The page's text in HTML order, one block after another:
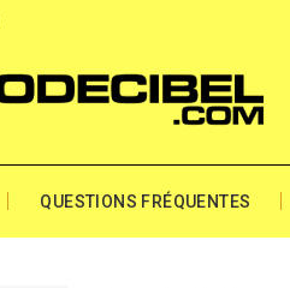
QUESTIONS FRÉQUENTES